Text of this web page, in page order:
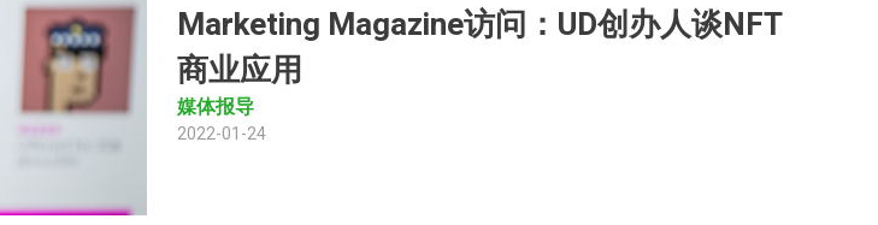
Marketing Magazine访问：UD创办人谈NFT
商业应用
媒体报导
2022-01-24